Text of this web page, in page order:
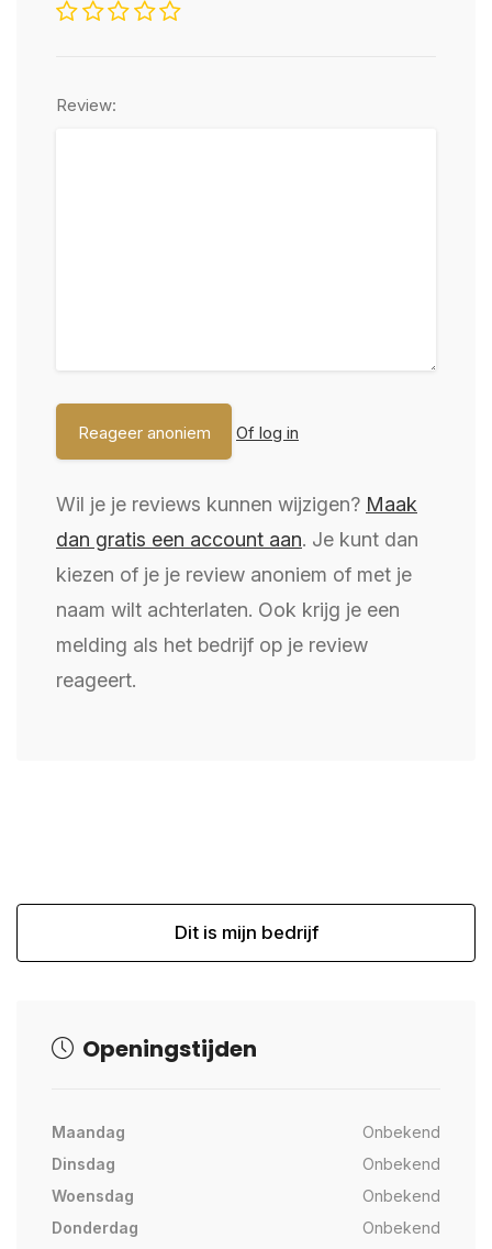
Review:
Of log in
Wil je je reviews kunnen wijzigen? Maak
dan gratis een account aan. Je kunt dan
kiezen of je je review anoniem of met je
naam wilt achterlaten. Ook krijg je een
melding als het bedrijf op je review
reageert.
Dit is mijn bedrijf
Openingstijden
Maandag
Onbekend
Dinsdag
Onbekend
Woensdag
Onbekend
Donderdag
Onbekend